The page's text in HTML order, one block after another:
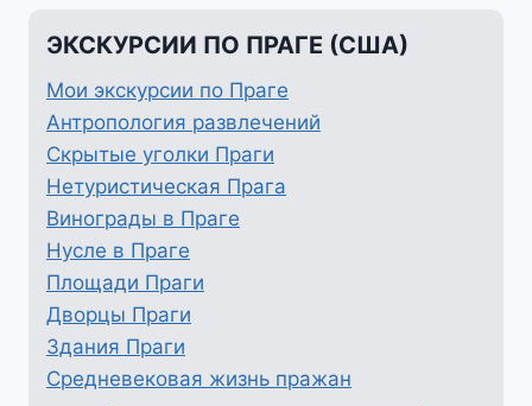
ЭКСКУРСИИ ПО ПРАГЕ (США)
Мои экскурсии по Праге
Антропология развлечений
Скрытые уголки Праги
Нетуристическая Прага
Винограды в Праге
Нусле в Праге
Площади Праги
Дворцы Праги
Здания Праги
Средневековая жизнь пражан